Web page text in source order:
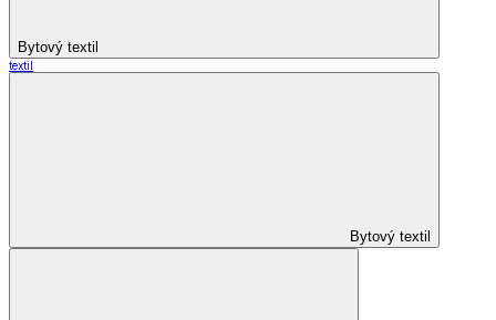
Bytový textil
textil
Bytový textil